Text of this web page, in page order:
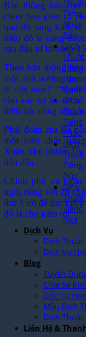
Thuật
Tiếng
Nhật
Bản
Dịch
Thuật
Tiếng
Hàn
Quốc
Dịch
Thuật
Tiếng
Pháp
Dịch
Thuật
Tiếng
Đức
Dịch
Thuật
Tiếng
Nga
Dịch Vụ
Dịch Thuật
Dịch Vụ
Blog
Tuyển
Chia Sẻ
Góc Tự Học
Mẫu Dịch
Dịch
Liên Hệ &
Bản thông báo cho
chọn bao gồm cả
quá độ sang kinh
triệu đô la cũng
cần đầu tư khoảng
Theo bản thông
một ảnh hưởng
tế việt nam!”
cho các sự án cơ
80% các công trình
Phái đoàn của Hà
một viên chức
Xuân, chủ nhiệm Ủy
dẫn đầu.
Chỉnh phủ và
nghị riêng với 18
thứ 4 tới để tìm
đô là cho năm tới